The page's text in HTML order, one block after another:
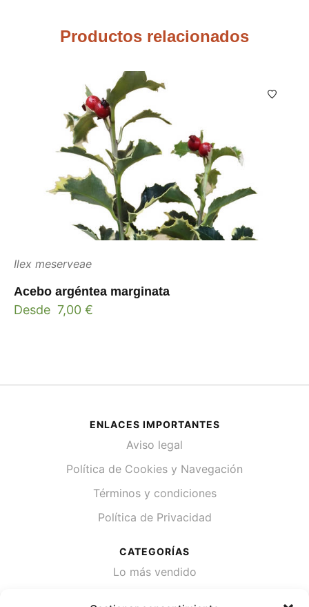
Productos relacionados
Ilex meserveae
Acebo argéntea marginata
Desde 7,00 €
ENLACES IMPORTANTES
Aviso legal
Política de Cookies y Navegación
Términos y condiciones
Política de Privacidad
CATEGORÍAS
Lo más vendido